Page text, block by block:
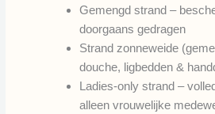
Gemengd strand –
doorgaans gedragen
Strand zonneweide
douche, ligbedden &
Ladies-only strand –
alleen vrouwelijke